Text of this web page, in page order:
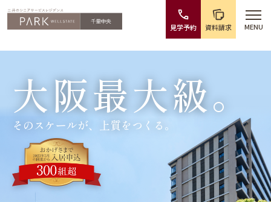
見学予約 資料請求 MENU
大阪最大級。
そのスケールが、上質をつくる。